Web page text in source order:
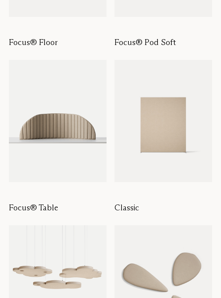
Focus® Floor Focus® Pod Soft
Focus® Table Classic